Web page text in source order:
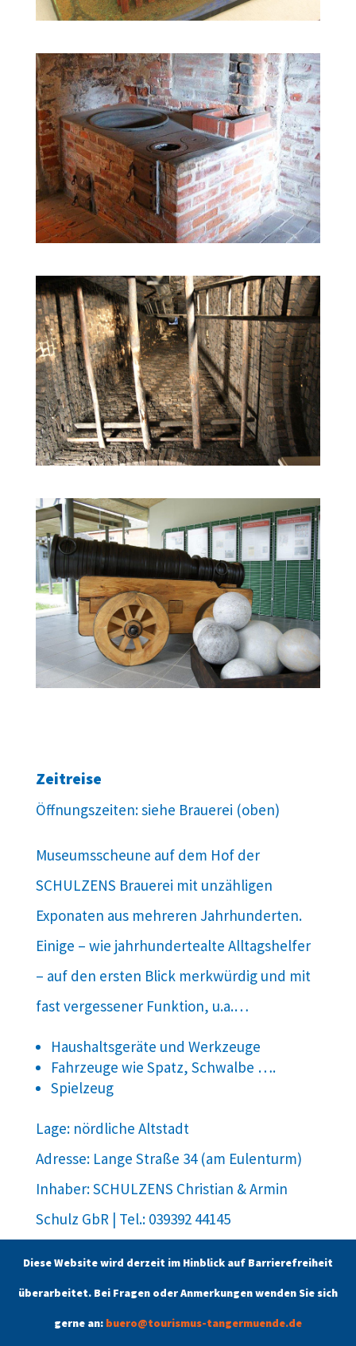
Diese Website wird derzeit im Hinblick auf Barrierefreiheit
überarbeitet. Bei Fragen oder Anmerkungen wenden Sie sich
gerne an: buero@tourismus-tangermuende.de
Zeitreise
Öffnungszeiten: siehe Brauerei (oben)
Museumsscheune auf dem Hof der
SCHULZENS Brauerei mit unzähligen
Exponaten aus mehreren Jahrhunderten.
Einige – wie jahrhundertealte Alltagshelfer
– auf den ersten Blick merkwürdig und mit
fast vergessener Funktion, u.a.…
Haushaltsgeräte und Werkzeuge
Fahrzeuge wie Spatz, Schwalbe ….
Spielzeug
Lage: nördliche Altstadt
Adresse: Lange Straße 34 (am Eulenturm)
Inhaber: SCHULZENS Christian & Armin
Schulz GbR | Tel.: 039392 44145